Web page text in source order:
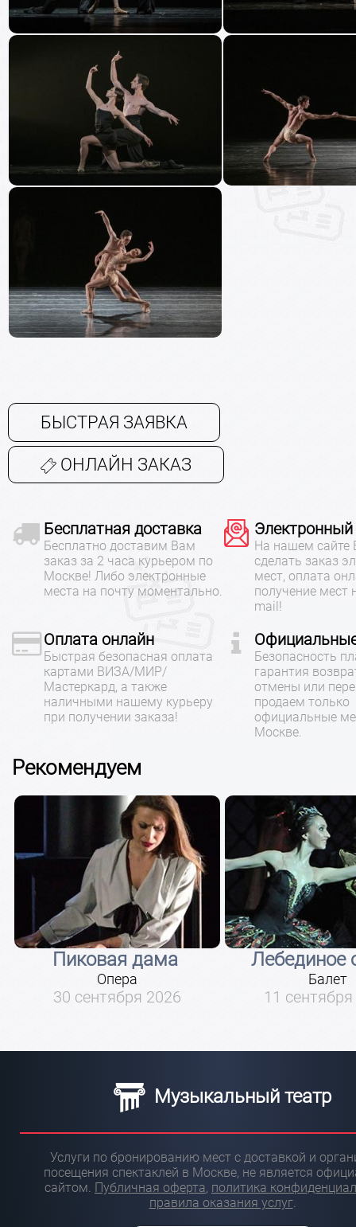
БЫСТРАЯ ЗАЯВКА
ОНЛАЙН ЗАКАЗ
Бесплатная доставка
Бесплатно доставим Вам
заказ за 2 часа курьером по
Москве! Либо электронные
места на почту моментально.
Электронный
На нашем сайте
сделать заказ
мест, оплата
получение мест
mail!
Оплата онлайн
Быстрая безопасная оплата
картами ВИЗА/МИР/
Мастеркард, а также
наличными нашему курьеру
при получении заказа!
Безопасность
гарантия
отмены или
продаем только
официальные
Москве.
Рекомендуем
Пиковая дама
Опера
30 сентября 2026
Лебединое
Балет
11
Музыкальный театр
Услуги по бронированию мест с доставкой и
посещения спектаклей в Москве, не является
сайтом. Публичная оферта, политика
правила оказания услуг.